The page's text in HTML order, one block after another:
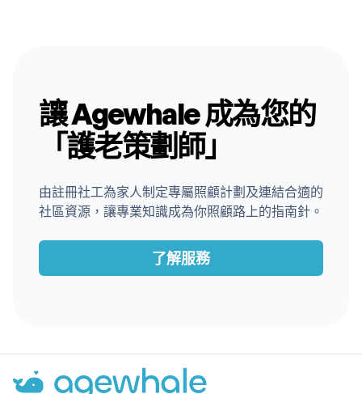
讓 Agewhale 成為您的
「護老策劃師」
由註冊社工為家人制定專屬照顧計劃及連結合適的
社區資源，讓專業知識成為你照顧路上的指南針。
了解服務